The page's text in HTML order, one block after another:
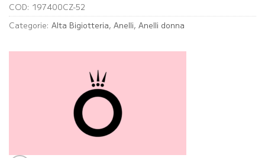
COD: 197400CZ-52
Categorie: Alta Bigiotteria, Anelli, Anelli donna